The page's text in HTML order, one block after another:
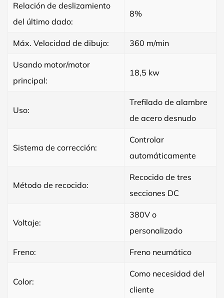
Relación de deslizamiento
del último dado:
8%
Máx. Velocidad de dibujo: 360 m/min
Usando motor/motor
principal:
18,5 kw
Uso:
Trefilado de alambre
de acero desnudo
Sistema de corrección:
Controlar
automáticamente
Método de recocido:
Recocido de tres
secciones DC
Voltaje:
380V o
personalizado
Freno: Freno neumático
Color:
Como necesidad del
cliente